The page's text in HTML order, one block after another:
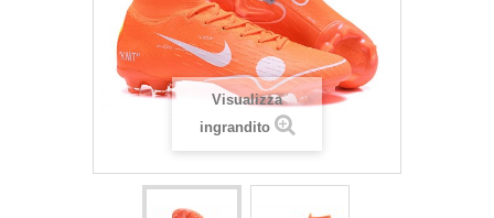
Visualizza
ingrandito